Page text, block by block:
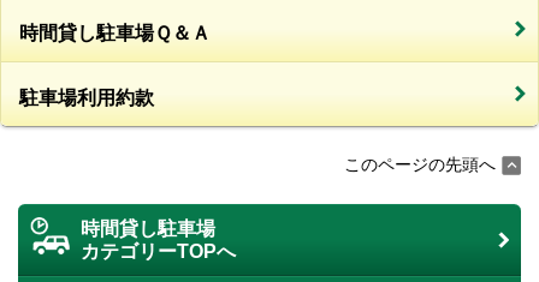
時間貸し駐車場Ｑ＆Ａ
駐車場利用約款
このページの先頭へ
時間貸し駐車場
カテゴリーTOPへ